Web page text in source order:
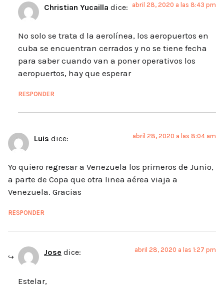
Christian Yucailla dice: abril 28, 2020 a las 8:43 pm
No solo se trata d la aerolínea, los aeropuertos en
cuba se encuentran cerrados y no se tiene fecha
para saber cuando van a poner operativos los
aeropuertos, hay que esperar
RESPONDER
Luis dice: abril 28, 2020 a las 8:04 am
Yo quiero regresar a Venezuela los primeros de Junio,
a parte de Copa que otra linea aérea viaja a
Venezuela. Gracias
RESPONDER
Jose dice: abril 28, 2020 a las 1:27 pm
Estelar,